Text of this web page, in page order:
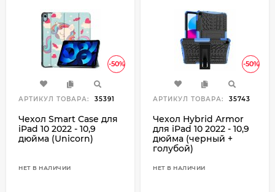
-50%
АРТИКУЛ ТОВАРА: 35391
Чехол Smart Case для
iPad 10 2022 - 10,9
дюйма (Unicorn)
НЕТ В НАЛИЧИИ
-50%
АРТИКУЛ ТОВАРА: 35743
Чехол Hybrid Armor
для iPad 10 2022 - 10,9
дюйма (черный +
голубой)
НЕТ В НАЛИЧИИ